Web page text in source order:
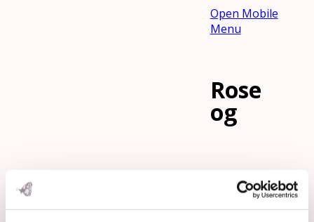
Open Mobile
Menu
Rose
og